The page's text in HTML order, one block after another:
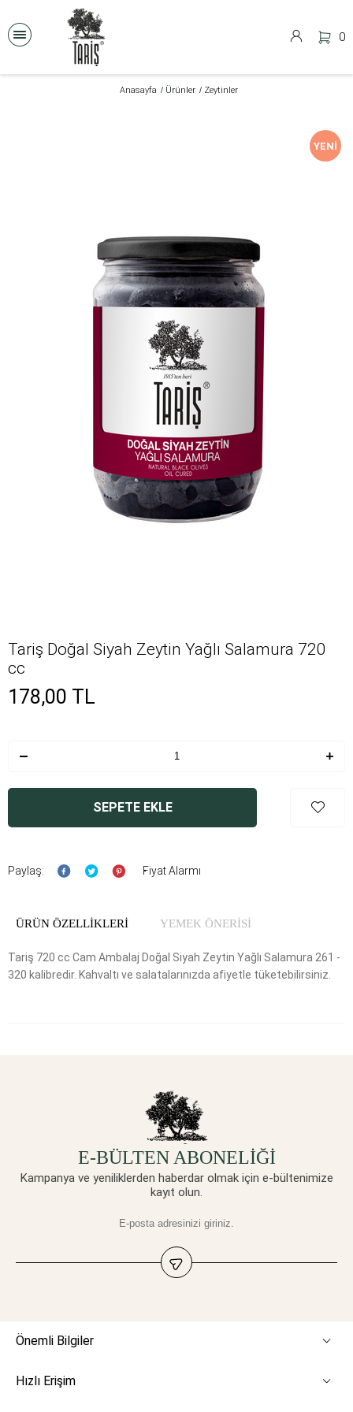
0
Anasayfa Ürünler Zeytinler
YENI
Tariş Doğal Siyah Zeytin Yağlı Salamura 720
cc
178,00 TL
SEPETE EKLE
Paylaş: Fiyat Alarmı
ÜRÜN ÖZELLIKLERI YEMEK ÖNERİSİ
Tariş 720 cc Cam Ambalaj Doğal Siyah Zeytin Yağlı Salamura 261 -
320 kalibredir. Kahvaltı ve salatalarınızda afiyetle tüketebilirsiniz.
E-BÜLTEN ABONELİĞİ
Kampanya ve yeniliklerden haberdar olmak için e-bültenimize
kayıt olun.
Önemli Bilgiler
Hızlı Erişim